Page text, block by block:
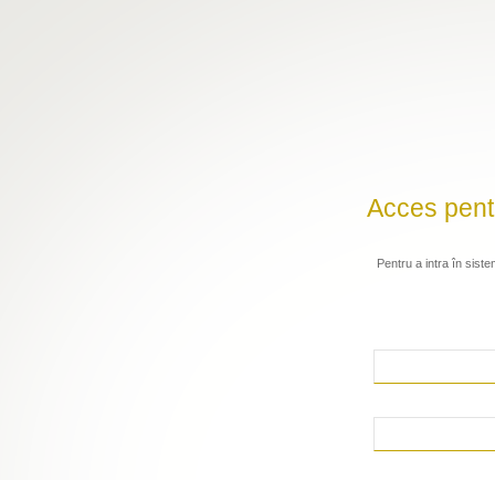
Acces
Pentru a intra în